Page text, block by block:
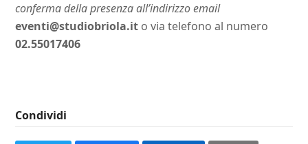
conferma della presenza all’indirizzo email
eventi@studiobriola.it o via telefono al numero
02.55017406
Condividi